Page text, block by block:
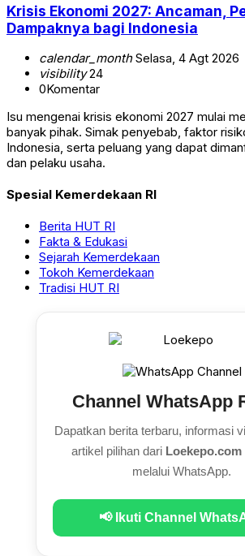
Krisis Ekonomi 2027: Ancaman,
Dampaknya bagi Indonesia
calendar_monthSelasa, 4 Agt 2026
visibility24
0Komentar
Isu mengenai krisis ekonomi 2027 mulai
banyak pihak. Simak penyebab, faktor
Indonesia, serta peluang yang dapat
dan pelaku usaha.
Spesial Kemerdekaan RI
Berita HUT RI
Fakta & Edukasi
Sejarah Kemerdekaan
Tokoh Kemerdekaan
Tradisi HUT RI
Channel WhatsApp
Dapatkan berita terbaru, informasi
artikel pilihan dari Loekepo.com
melalui WhatsApp.
📢 Ikuti Channel